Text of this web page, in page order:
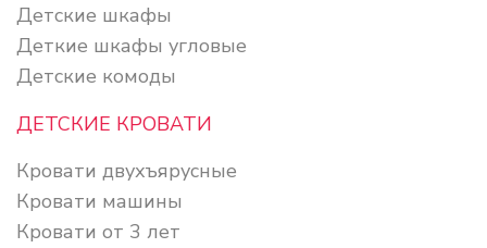
Детские шкафы
Деткие шкафы угловые
Детские комоды
ДЕТСКИЕ КРОВАТИ
Кровати двухъярусные
Кровати машины
Кровати от 3 лет